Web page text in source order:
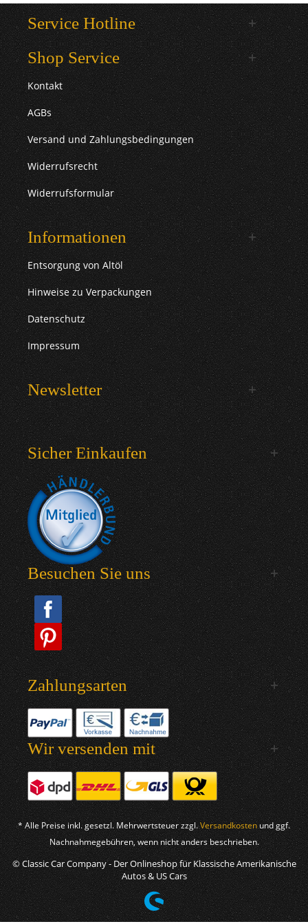
Service Hotline
Shop Service
Kontakt
AGBs
Versand und Zahlungsbedingungen
Widerrufsrecht
Widerrufsformular
Informationen
Entsorgung von Altöl
Hinweise zu Verpackungen
Datenschutz
Impressum
Newsletter
Sicher Einkaufen
Besuchen Sie uns
Zahlungsarten
Wir versenden mit
* Alle Preise inkl. gesetzl. Mehrwertsteuer zzgl.Versandkosten und ggf.
Nachnahmegebühren, wenn nicht anders beschrieben.
© Classic Car Company - Der Onlineshop für Klassische Amerikanische
Autos & US Cars